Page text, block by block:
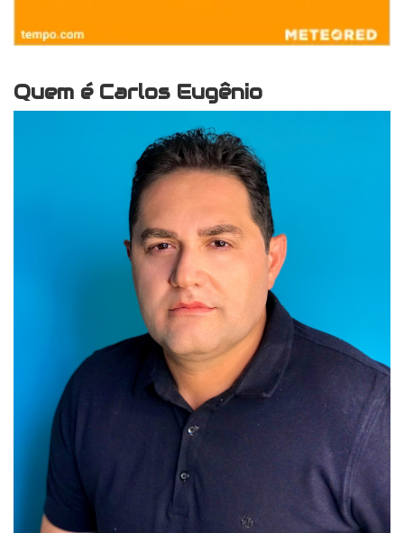
Quem é Carlos Eugênio